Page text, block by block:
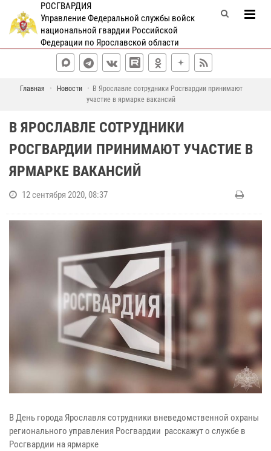
РОСГВАРДИЯ
Управление Федеральной службы войск
национальной гвардии Российской
Федерации по Ярославской области
Главная Новости
В Ярославле сотрудники Росгвардии принимают
участие в ярмарке вакансий
В ЯРОСЛАВЛЕ СОТРУДНИКИ
РОСГВАРДИИ ПРИНИМАЮТ УЧАСТИЕ В
ЯРМАРКЕ ВАКАНСИЙ
12 сентября 2020, 08:37
В День города Ярославля сотрудники вневедомственной охраны
регионального управления Росгвардии расскажут о службе в
Росгвардии на ярмарке